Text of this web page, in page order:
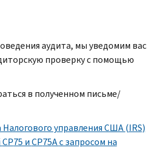
аудита, мы уведомим вас
проверку с помощью
в полученном письме/
управления США (IRS)
CP75 иCP75Aс запросом на